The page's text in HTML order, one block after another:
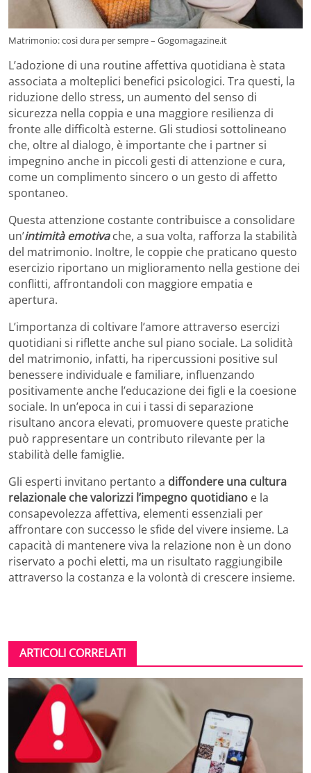
Matrimonio: così dura per sempre – Gogomagazine.it
L’adozione di una routine affettiva quotidiana è stata
associata a molteplici benefici psicologici. Tra questi, la
riduzione dello stress, un aumento del senso di
sicurezza nella coppia e una maggiore resilienza di
fronte alle difficoltà esterne. Gli studiosi sottolineano
che, oltre al dialogo, è importante che i partner si
impegnino anche in piccoli gesti di attenzione e cura,
come un complimento sincero o un gesto di affetto
spontaneo.
Questa attenzione costante contribuisce a consolidare
un’intimità emotivache, a sua volta, rafforza la stabilità
del matrimonio. Inoltre, le coppie che praticano questo
esercizio riportano un miglioramento nella gestione dei
conflitti, affrontandoli con maggiore empatia e
apertura.
L’importanza di coltivare l’amore attraverso esercizi
quotidiani si riflette anche sul piano sociale. La solidità
del matrimonio, infatti, ha ripercussioni positive sul
benessere individuale e familiare, influenzando
positivamente anche l’educazione dei figli e la coesione
sociale. In un’epoca in cui i tassi di separazione
risultano ancora elevati, promuovere queste pratiche
può rappresentare un contributo rilevante per la
stabilità delle famiglie.
Gli esperti invitano pertanto a diffondere una cultura
relazionale che valorizzi l’impegno quotidiano e la
consapevolezza affettiva, elementi essenziali per
affrontare con successo le sfide del vivere insieme. La
capacità di mantenere viva la relazione non è un dono
riservato a pochi eletti, ma un risultato raggiungibile
attraverso la costanza e la volontà di crescere insieme.
ARTICOLI CORRELATI